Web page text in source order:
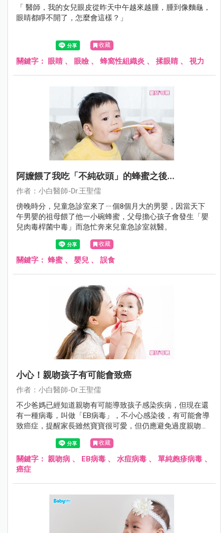
「 醫師，我的女兒眼皮從昨天中午越來越腫，腫到像麵龜，
眼睛都睜不開了，怎麼會這樣？」
收藏
關鍵字： 眼睛 、 眼瞼 、 蜂窩性組織炎 、 揉眼睛 、 視力
阿嬤餵了我吃「不純砍頭」的蜂蜜之後...
作者：小白醫師-Dr.王聖儒
傍晚時分，兒童急診室來了ㄧ個8個月大的男嬰，因當天下
午男嬰的祖母餵了他一小碗蜂蜜，父母擔心孩子會發生「嬰
兒肉毒桿菌中毒」而急忙奔來兒童急診室就醫。
收藏
關鍵字： 蜂蜜、 嬰兒 、 誤食
小心！親吻孩子有可能會致癌
作者：小白醫師-Dr.王聖儒
不少爸媽已經知道親吻有可能導致孩子感染疾病，但現在還
有一種病毒，叫做「EB病毒」，不小心感染後，有可能會導
致癌症，提醒家長雖然寶寶很可愛，但仍應避免過度親吻孩
子、共用餐具，引起不必要的疾病。
收藏
關鍵字： 親吻病 、 EB病毒 、 水痘病毒 、 單純皰疹病毒 、
癌症